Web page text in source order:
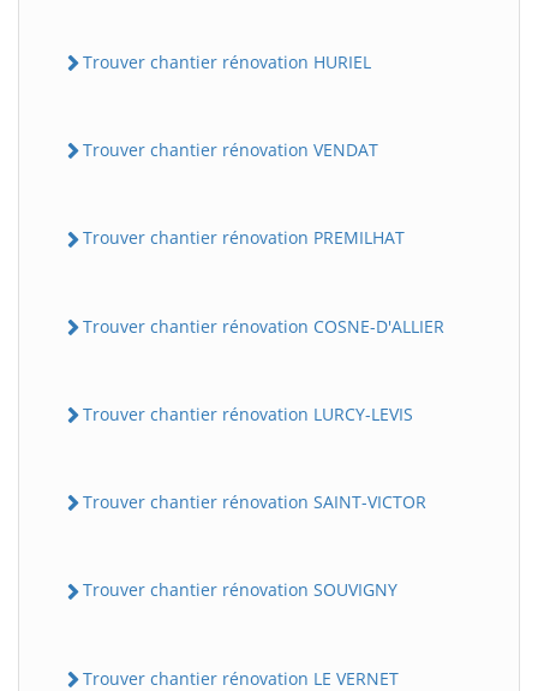
Trouver chantier rénovation HURIEL
Trouver chantier rénovation VENDAT
Trouver chantier rénovation PREMILHAT
Trouver chantier rénovation COSNE-D'ALLIER
Trouver chantier rénovation LURCY-LEVIS
Trouver chantier rénovation SAINT-VICTOR
Trouver chantier rénovation SOUVIGNY
Trouver chantier rénovation LE VERNET